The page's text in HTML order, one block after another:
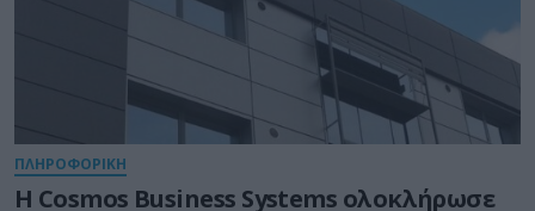
ΠΛΗΡΟΦΟΡΙΚΗ
Η Cosmos Business Systems ολοκλήρωσε